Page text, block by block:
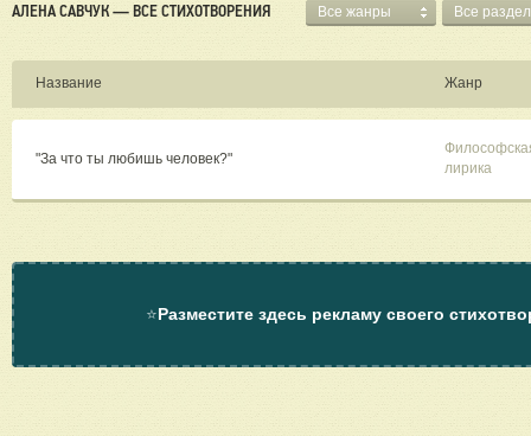
АЛЕНА САВЧУК — ВСЕ СТИХОТВОРЕНИЯ Все жанры Все
Название Жанр
"За что ты любишь человек?"
лирика
⭐Разместите здесь рекламу своего